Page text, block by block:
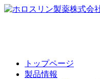
トップページ
製品情報